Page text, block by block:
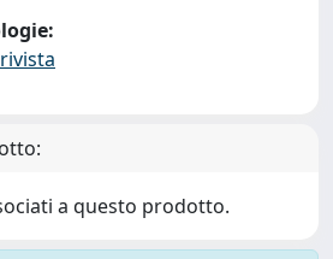
a questo prodotto.